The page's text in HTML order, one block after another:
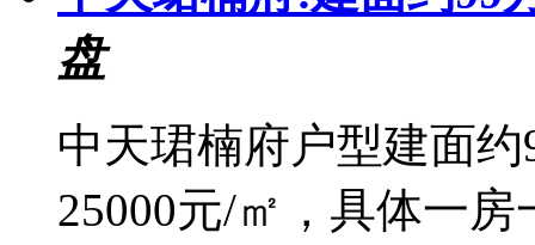
盘
中天珺楠府户型建面
25000元/㎡，具体一